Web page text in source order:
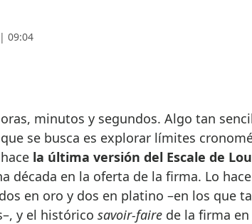
09:04
que se busca es explorar límites
hace la última versión del Escale de
década en la oferta de la firma. Lo
en oro y dos en platino –en los que
y el histórico savoir-fairede la firma en